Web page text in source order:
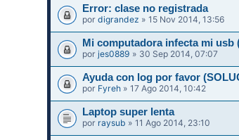
Error: clase no registrada
pordigrandez » 15 Nov 2014, 13:56
Mi computadora infecta mi usb
porjes0889 » 30 Sep 2014, 07:07
Ayuda con log por favor
por Fyreh » 17 Ago 2014, 10:42
Laptop super lenta
por raysub » 11 Ago 2014, 23:10